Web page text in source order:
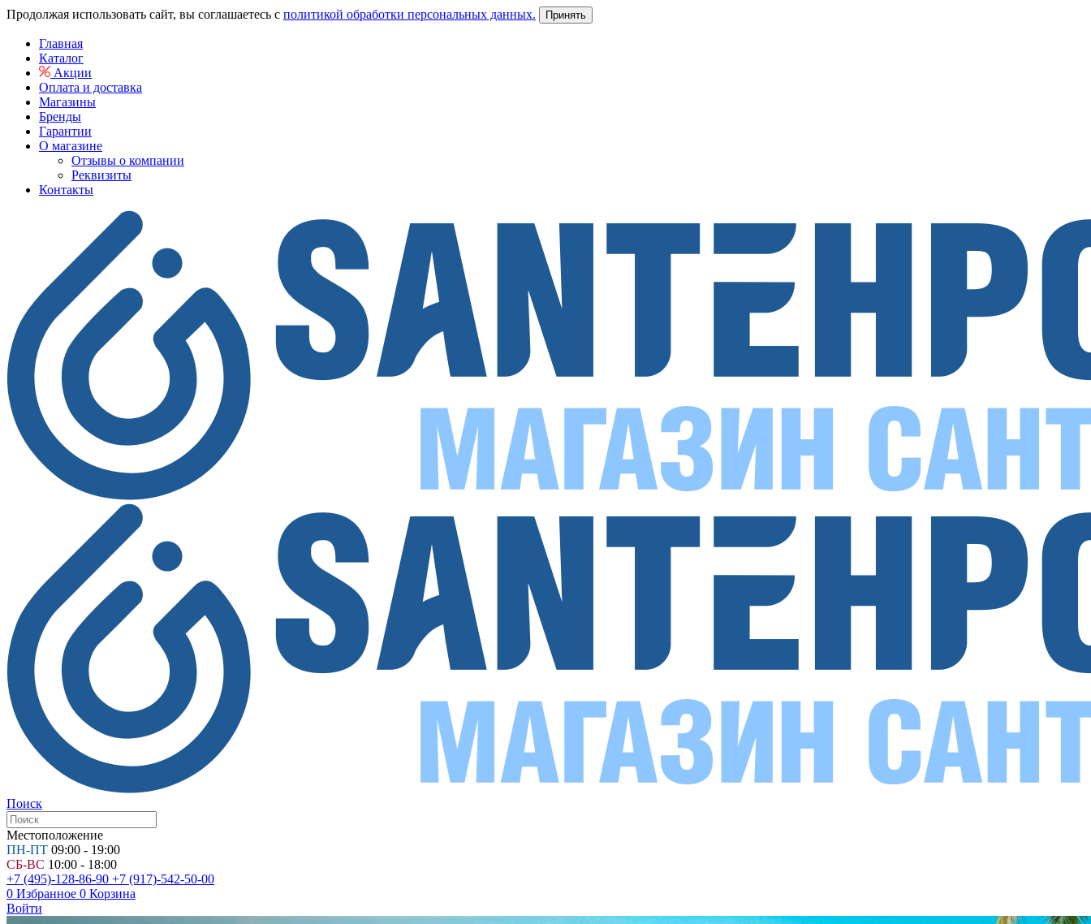
Продолжая использовать сайт, вы соглашаетесь с политикой обработки персональных данных. Принять
Главная
Каталог
Акции
Оплата и доставка
Магазины
Бренды
Гарантии
О магазине
Отзывы о компании
Реквизиты
Контакты
Поиск
Местоположение
ПН-ПТ 09:00 - 19:00
СБ-ВС 10:00 - 18:00
+7 (495)-128-86-90 +7 (917)-542-50-00
0 Избранное 0 Корзина
Войти